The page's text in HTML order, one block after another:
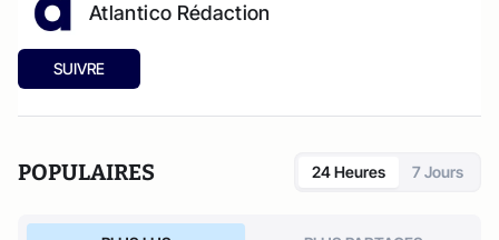
Atlantico Rédaction
SUIVRE
POPULAIRES 24 Heures 7 Jours